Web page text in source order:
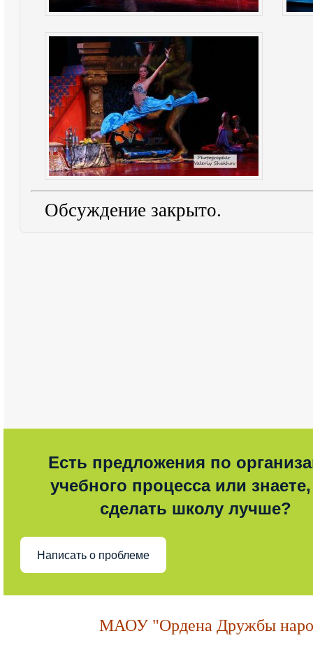
Обсуждение закрыто.
Есть предложения по
учебного процесса или знаете,
сделать школу лучше?
Написать о проблеме
МАОУ "Ордена Дружбы